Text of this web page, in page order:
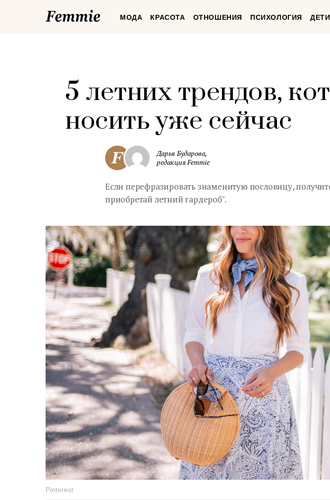
FemmieМОДА КРАСОТА ОТНОШЕНИЯ ПСИХОЛОГИЯ ДЕТИ
5 летних трендов,
носить уже сейчас
Дарья Бударова,
редакция Femmie
Если перефразировать знаменитую пословицу,
приобретай летний гардероб".
Pinterest